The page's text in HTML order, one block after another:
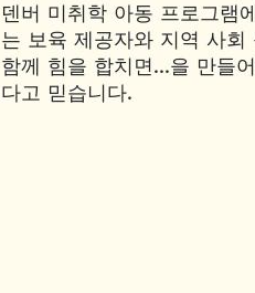
덴버 미취학 아동 프로그램
는 보육 제공자와 지역 사회
함께 힘을 합치면...을 만들
다고 믿습니다.